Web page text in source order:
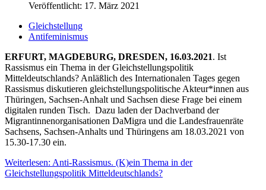
Veröffentlicht: 17. März 2021
Gleichstellung
Antifeminismus
ERFURT, MAGDEBURG, DRESDEN, 16.03.2021. Ist
Rassismus ein Thema in der Gleichstellungspolitik
Mitteldeutschlands? Anläßlich des Internationalen Tages gegen
Rassismus diskutieren gleichstellungspolitische Akteur*innen aus
Thüringen, Sachsen-Anhalt und Sachsen diese Frage bei einem
digitalen runden Tisch. Dazu laden der Dachverband der
Migrantinnenorganisationen DaMigra und die Landesfrauenräte
Sachsens, Sachsen-Anhalts und Thüringens am 18.03.2021 von
15.30-17.30 ein.
Weiterlesen: Anti-Rassismus. (K)ein Thema in der
Gleichstellungspolitik Mitteldeutschlands?